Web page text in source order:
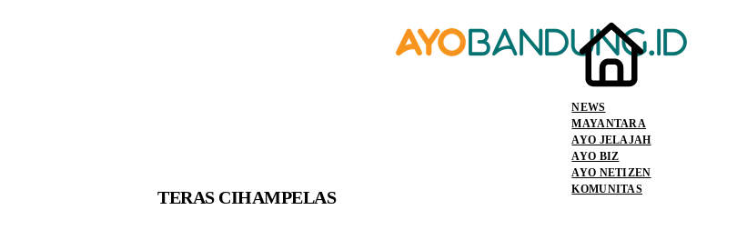
NEWS
MAYANTARA
AYO JELAJAH
AYO BIZ
AYO NETIZEN
KOMUNITAS
TERAS CIHAMPELAS